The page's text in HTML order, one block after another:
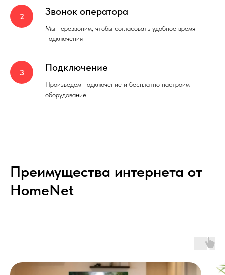
Звонок оператора
Мы перезвоним, чтобы согласовать удобное время
подключения
Подключение
Произведем подключение и бесплатно настроим
оборудование
Преимущества интернета от
HomeNet